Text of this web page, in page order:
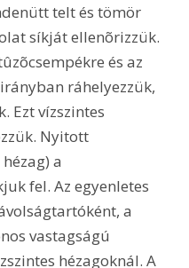
telt és tömör
síkját ellenõrizzük.
és az
ráhelyezzük,
Ezt vízszintes
Nyitott
a
fel. Az egyenletes
a
vastagságú
hézagoknál. A